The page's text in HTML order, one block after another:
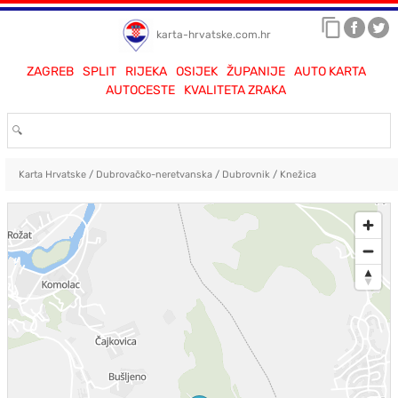
karta-hrvatske.com.hr
ZAGREB SPLIT RIJEKA OSIJEK ŽUPANIJE
AUTO KARTA
AUTOCESTE
KVALITETA ZRAKA
Karta Hrvatske/ Dubrovačko-neretvanska/ Dubrovnik / Knežica